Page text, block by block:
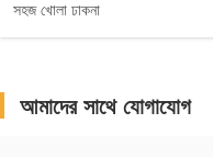
সহজ খোলা ঢাকনা
আমাদের সাথে যোগাযোগ